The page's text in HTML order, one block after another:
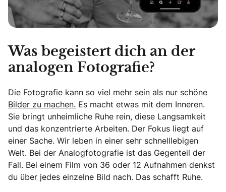
Was begeistert dich an der
analogen Fotografie?
Die Fotografie kann so viel mehr sein als nur schöne
Bilder zu machen. Es macht etwas mit dem Inneren.
Sie bringt unheimliche Ruhe rein, diese Langsamkeit
und das konzentrierte Arbeiten. Der Fokus liegt auf
einer Sache. Wir leben in einer sehr schnelllebigen
Welt. Bei der Analogfotografie ist das Gegenteil der
Fall. Bei einem Film von 36 oder 12 Aufnahmen denkst
du über jedes einzelne Bild nach. Das schafft Ruhe.